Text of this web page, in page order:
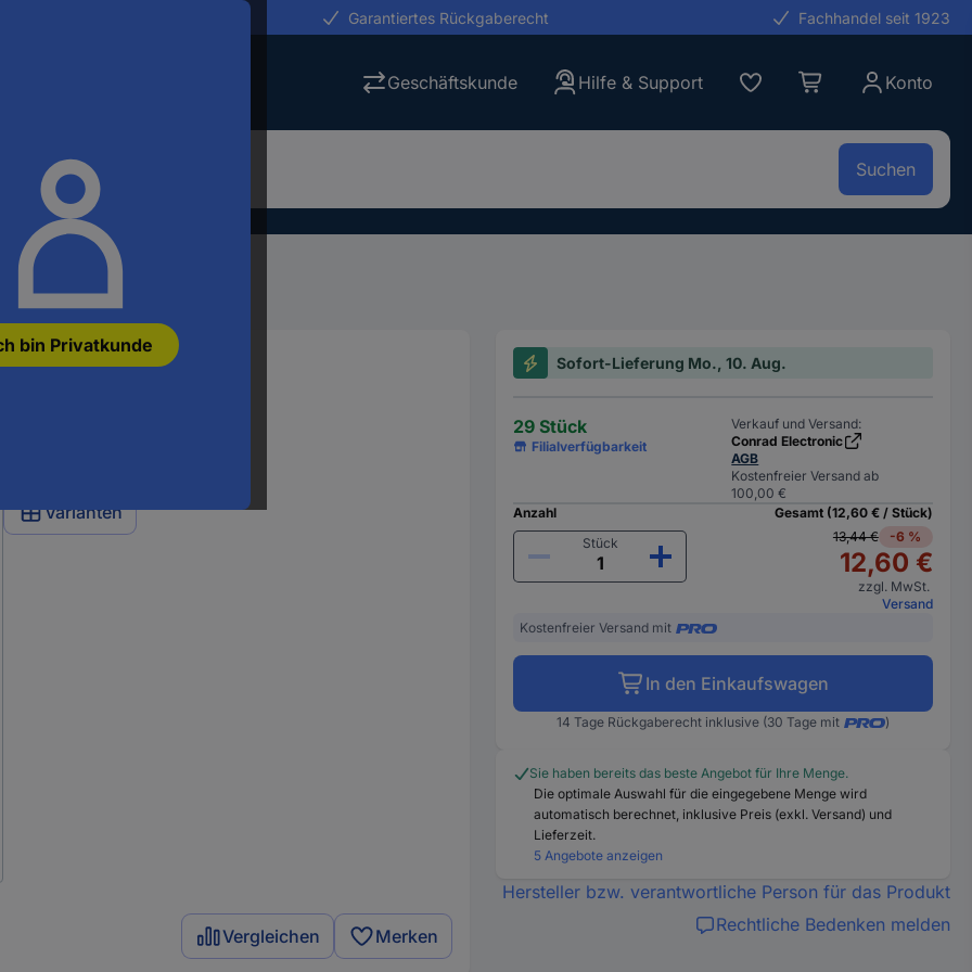
bin Privatkunde
Garantiertes Rückgaberecht Fachhandel seit 1923
Geschäftskunde Hilfe & Support Konto
Suchen
LEGO® City
Varianten
Vergleichen Merken
Sofort-Lieferung Mo., 10. Aug.
29 Stück
Filialverfügbarkeit
Verkauf und Versand:
Conrad Electronic
AGB
Kostenfreier Versand ab
100,00 €
Anzahl
Stück
Gesamt (12,60 € / Stück)
13,44 €
-6 %
12,60 €
zzgl. MwSt.
Versand
Kostenfreier Versand mit
In den Einkaufswagen
14 Tage Rückgaberecht inklusive (30 Tage mit )
Sie haben bereits das beste Angebot für Ihre Menge.
Die optimale Auswahl für die eingegebene Menge wird
automatisch berechnet, inklusive Preis (exkl. Versand) und
Lieferzeit.
5 Angebote anzeigen
Hersteller bzw. verantwortliche Person für das Produkt
Rechtliche Bedenken melden